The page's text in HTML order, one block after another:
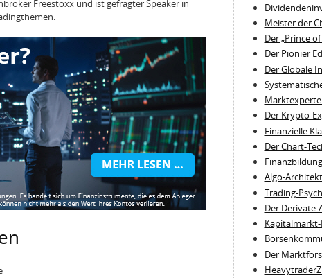
Freestoxx und ist gefragter Speaker in
Meister der
Der „Prince
Der Pionier
Der Globale
Der Krypto-
Finanzielle
Der Chart-
Trading-
Der
Der